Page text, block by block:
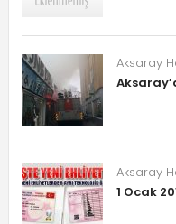
Aksaray
Aksaray
1 Ocak